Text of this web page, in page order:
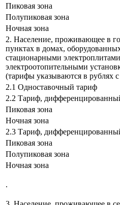
Пиковая зона
Полупиковая зона
Ночная зона
2. Население, проживающее в
пунктах в домах,
стационарными
электроотопительными
(тарифы указываются в рублях
2.1 Одноставочный тариф
2.2 Тариф,
Пиковая зона
Ночная зона
2.3 Тариф,
Пиковая зона
Полупиковая зона
Ночная зона
.